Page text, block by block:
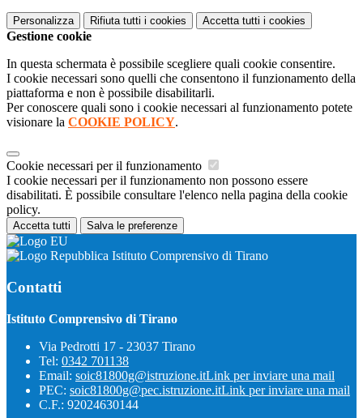
Personalizza Rifiuta tutti i cookies Accetta tutti i cookies
Gestione cookie
In questa schermata è possibile scegliere quali cookie consentire.
I cookie necessari sono quelli che consentono il funzionamento della
piattaforma e non è possibile disabilitarli.
Per conoscere quali sono i cookie necessari al funzionamento potete
visionare la COOKIE POLICY.
Cookie necessari per il funzionamento
I cookie necessari per il funzionamento non possono essere
disabilitati. È possibile consultare l'elenco nella pagina della cookie
policy.
Accetta tutti Salva le preferenze
Istituto Comprensivo di Tirano
Contatti
Istituto Comprensivo di Tirano
Via Pedrotti 17 - 23037 Tirano
Tel: 0342 701138
Email: soic81800g@istruzione.itLink per inviare una mail
PEC: soic81800g@pec.istruzione.itLink per inviare una mail
C.F.: 92024630144